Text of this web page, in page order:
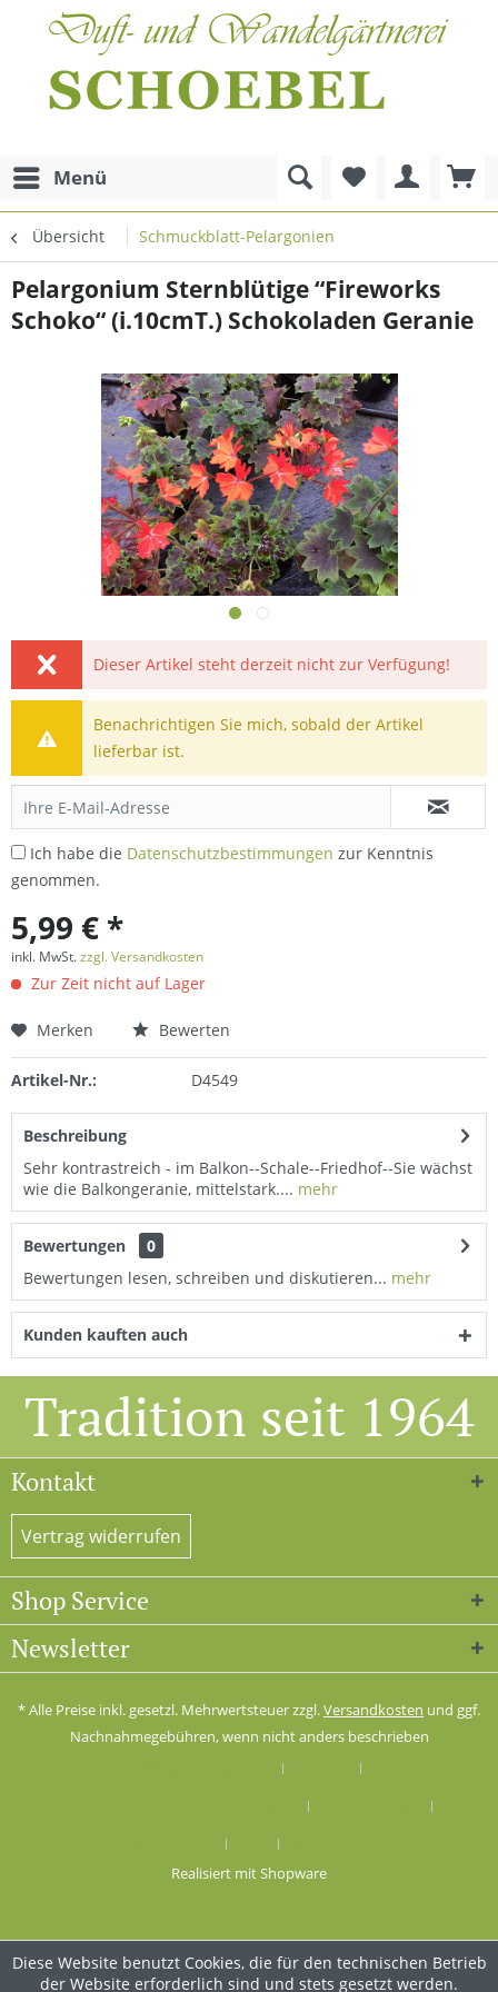
Menü
Übersicht Schmuckblatt-Pelargonien
Pelargonium Sternblütige “Fireworks
Schoko“ (i.10cmT.) Schokoladen Geranie
Dieser Artikel steht derzeit nicht zur Verfügung!
Benachrichtigen Sie mich, sobald der Artikel
lieferbar ist.
Ich habe die Datenschutzbestimmungen zur Kenntnis
genommen.
5,99 € *
inkl. MwSt.zzgl. Versandkosten
Zur Zeit nicht auf Lager
Merken Bewerten
Artikel-Nr.: D4549
Beschreibung
Sehr kontrastreich - im Balkon--Schale--Friedhof--Sie wächst
wie die Balkongeranie, mittelstark.... mehr
Bewertungen
0
Bewertungen lesen, schreiben und diskutieren... mehr
Kunden kauften auch
Tradition seit 1964
Kontakt
Vertrag widerrufen
Shop Service
Newsletter
* Alle Preise inkl. gesetzl. Mehrwertsteuer zzgl.Versandkosten und ggf.
Nachnahmegebühren, wenn nicht anders beschrieben
Realisiert mit Shopware
Diese Website benutzt Cookies, die für den technischen Betrieb
der Website erforderlich sind und stets gesetzt werden.